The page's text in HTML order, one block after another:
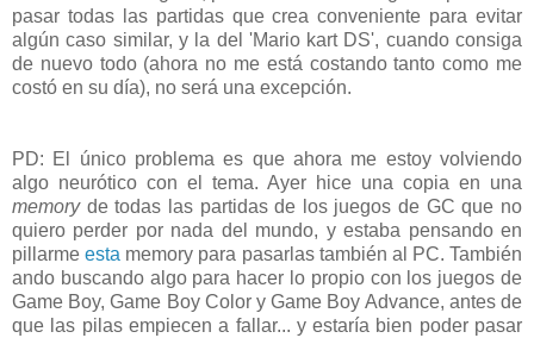
pasar todas las partidas que crea conveniente para evitar
algún caso similar, y la del 'Mario kart DS', cuando consiga
de nuevo todo (ahora no me está costando tanto como me
costó en su día), no será una excepción.
PD: El único problema es que ahora me estoy volviendo
algo neurótico con el tema. Ayer hice una copia en una
memoryde todas las partidas de los juegos de GC que no
quiero perder por nada del mundo, y estaba pensando en
pillarmeesta memory para pasarlas también al PC. También
ando buscando algo para hacer lo propio con los juegos de
Game Boy, Game Boy Color y Game Boy Advance, antes de
que las pilas empiecen a fallar... y estaría bien poder pasar